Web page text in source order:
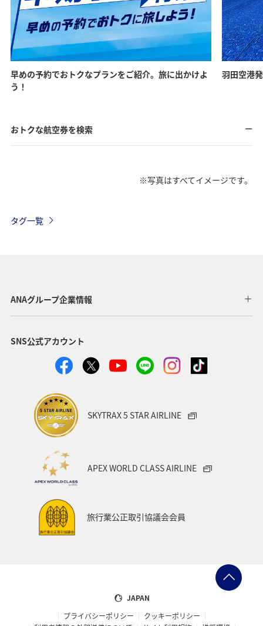
早めの予約でおトクなプランをご紹介。旅に出かけよ
う！
羽田空港
おトクな航空券を検索
※写真はすべてイメージです。
タグ一覧
ANAグループ企業情報
SNS公式アカウント
SKYTRAX 5 STAR AIRLINE
APEX WORLD CLASS AIRLINE
旅行業公正取引協議会会員
JAPAN
プライバシーポリシー
クッキーポリシー